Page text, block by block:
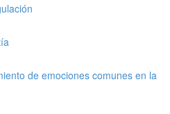
de emociones comunes en la